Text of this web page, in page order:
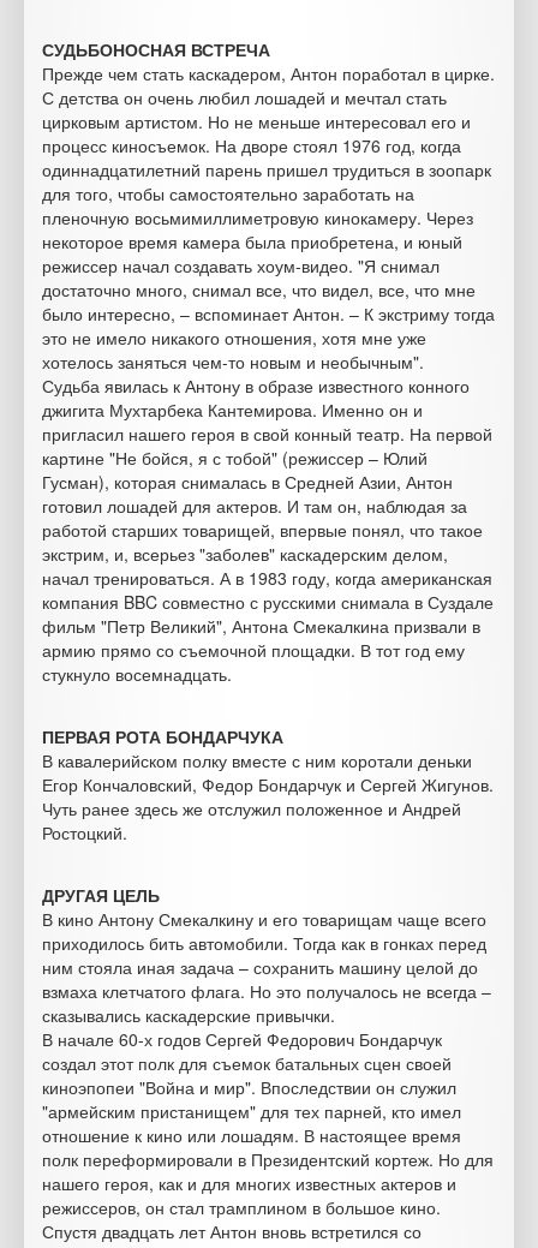
СУДЬБОНОСНАЯ ВСТРЕЧА
Прежде чем стать каскадером, Антон поработал в цирке.
С детства он очень любил лошадей и мечтал стать
цирковым артистом. Но не меньше интересовал его и
процесс киносъемок. На дворе стоял 1976 год, когда
одиннадцатилетний парень пришел трудиться в зоопарк
для того, чтобы самостоятельно заработать на
пленочную восьмимиллиметровую кинокамеру. Через
некоторое время камера была приобретена, и юный
режиссер начал создавать хоум-видео. "Я снимал
достаточно много, снимал все, что видел, все, что мне
было интересно, – вспоминает Антон. – К экстриму тогда
это не имело никакого отношения, хотя мне уже
хотелось заняться чем-то новым и необычным".
Судьба явилась к Антону в образе известного конного
джигита Мухтарбека Кантемирова. Именно он и
пригласил нашего героя в свой конный театр. На первой
картине "Не бойся, я с тобой" (режиссер – Юлий
Гусман), которая снималась в Средней Азии, Антон
готовил лошадей для актеров. И там он, наблюдая за
работой старших товарищей, впервые понял, что такое
экстрим, и, всерьез "заболев" каскадерским делом,
начал тренироваться. А в 1983 году, когда американская
компания BBC совместно с русскими снимала в Суздале
фильм "Петр Великий", Антона Смекалкина призвали в
армию прямо со съемочной площадки. В тот год ему
стукнуло восемнадцать.
ПЕРВАЯ РОТА БОНДАРЧУКА
В кавалерийском полку вместе с ним коротали деньки
Егор Кончаловский, Федор Бондарчук и Сергей Жигунов.
Чуть ранее здесь же отслужил положенное и Андрей
Ростоцкий.
ДРУГАЯ ЦЕЛЬ
В кино Антону Смекалкину и его товарищам чаще всего
приходилось бить автомобили. Тогда как в гонках перед
ним стояла иная задача – сохранить машину целой до
взмаха клетчатого флага. Но это получалось не всегда –
сказывались каскадерские привычки.
В начале 60-х годов Сергей Федорович Бондарчук
создал этот полк для съемок батальных сцен своей
киноэпопеи "Война и мир". Впоследствии он служил
"армейским пристанищем" для тех парней, кто имел
отношение к кино или лошадям. В настоящее время
полк переформировали в Президентский кортеж. Но для
нашего героя, как и для многих известных актеров и
режиссеров, он стал трамплином в большое кино.
Спустя двадцать лет Антон вновь встретился со